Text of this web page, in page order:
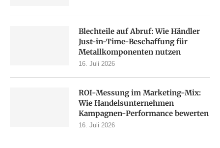
Blechteile auf Abruf: Wie Händler
Just-in-Time-Beschaffung für
Metallkomponenten nutzen
16. Juli 2026
ROI-Messung im Marketing-Mix:
Wie Handelsunternehmen
Kampagnen-Performance bewerten
16. Juli 2026